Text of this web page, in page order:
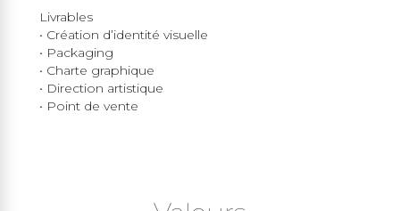
Livrables
• Création d’identité visuelle
• Packaging
• Charte graphique
• Direction artistique
• Point de vente